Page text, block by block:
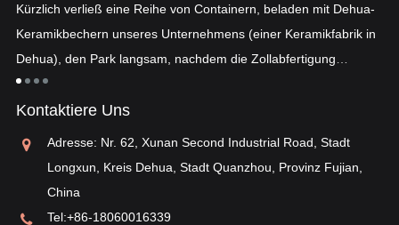
Kürzlich verließ eine Reihe von Containern, beladen mit Dehua-
Keramikbechern unseres Unternehmens (einer Keramikfabrik in
Dehua), den Park langsam, nachdem die Zollabfertigung
abgeschlossen war ...
Kontaktiere Uns
Adresse: Nr. 62, Xunan Second Industrial Road, Stadt
Longxun, Kreis Dehua, Stadt Quanzhou, Provinz Fujian,
China
Tel:+86-18060016339